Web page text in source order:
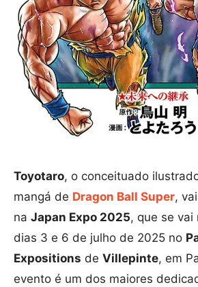
Toyotaro, o conceituado
mangá de Dragon Ball Super,
na Japan Expo 2025, que se vai
dias 3 e 6 de julho de 2025 no
Expositions de Villepinte, em
evento é um dos maiores